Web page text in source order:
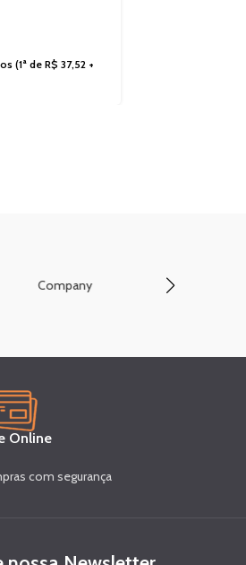
(1ª deR$ 37,52 +
Company
Online
com segurança